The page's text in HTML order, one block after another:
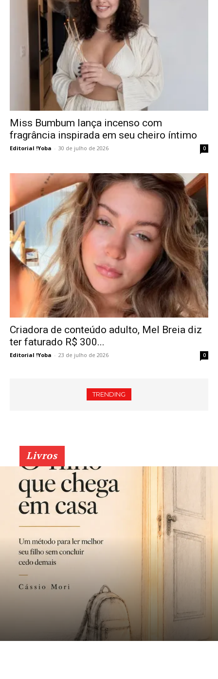
Miss Bumbum lança incenso com
fragrância inspirada em seu cheiro íntimo
Editorial !Yoba - 30 de julho de 2026 0
Criadora de conteúdo adulto, Mel Breia diz
ter faturado R$ 300...
Editorial !Yoba - 23 de julho de 2026 0
TRENDING
Livros